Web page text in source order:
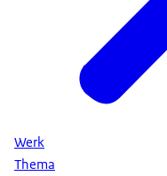
Werk
Thema